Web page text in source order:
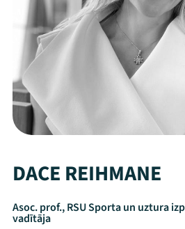
DACE REIHMANE
Asoc. prof., RSU Sporta un uztura
vadītāja